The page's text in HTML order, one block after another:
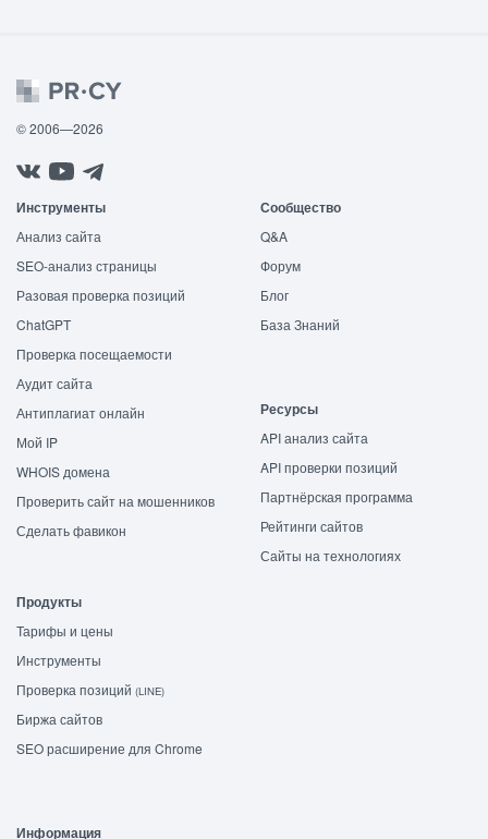
© 2006—2026
Инструменты
Анализ сайта
SEO-анализ страницы
Разовая проверка позиций
ChatGPT
Проверка посещаемости
Аудит сайта
Антиплагиат онлайн
Мой IP
WHOIS домена
Проверить сайт на мошенников
Сделать фавикон
Сообщество
Q&A
Форум
Блог
База Знаний
Ресурсы
API анализ сайта
API проверки позиций
Партнёрская программа
Рейтинги сайтов
Сайты на технологиях
Продукты
Тарифы и цены
Инструменты
Проверка позиций (LINE)
Биржа сайтов
SEO расширение для Chrome
Информация